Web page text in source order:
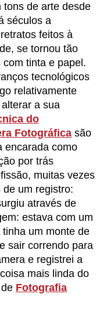
tons de arte desde
séculos a
feitos à
se tornou tão
tinta e papel.
tecnológicos
relativamente
a sua
do
Fotográfica são
encarada como
por trás
muitas vezes
um registro:
através de
estava com um
um monte de
sair correndo para
e registrei a
mais linda do
Fotografia